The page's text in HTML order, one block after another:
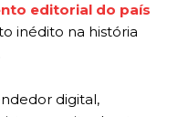
editorial do país
inédito na história
digital,